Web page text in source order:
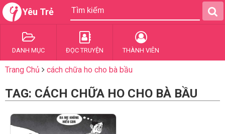
Yêu Trẻ
DANH MỤC ĐỌC TRUYỆN THÀNH VIÊN
Trang Chủ cách chữa ho cho bà bầu
TAG: CÁCH CHỮA HO CHO BÀ BẦU